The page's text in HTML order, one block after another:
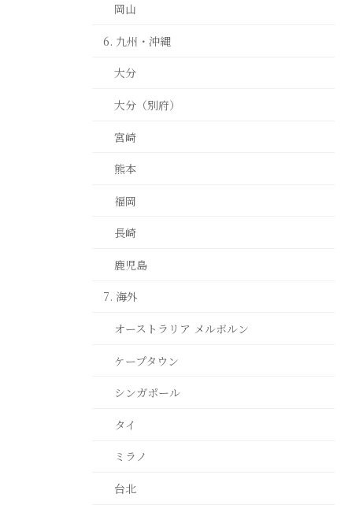
岡山
6. 九州・沖縄
大分
大分（別府）
宮崎
熊本
福岡
長崎
鹿児島
7. 海外
オーストラリア メルボルン
ケープタウン
シンガポール
タイ
ミラノ
台北